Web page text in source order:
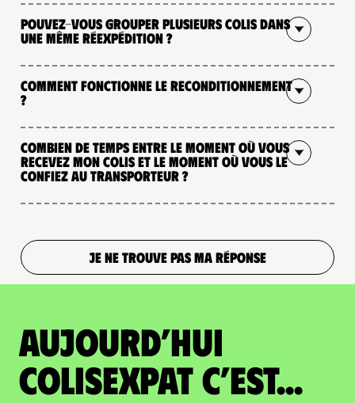
Pouvez-vous grouper plusieurs colis dans
une même réexpédition ?
Comment fonctionne le reconditionnement
?
Combien de temps entre le moment où vous
recevez mon colis et le moment où vous le
confiez au transporteur ?
JE NE TROUVE PAS MA RÉPONSE
Aujourd’hui
colisexpat c’est...